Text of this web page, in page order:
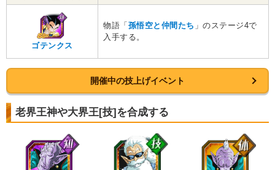
7.0 /10点
・ATK+5%
【一致するリンクスキル(
戦闘民族サイヤ人
サイヤ人の血
驚異的なスピード
【一致するカテゴリー(5)】
混血サイヤ人
急激な成長
託された意志
地球育ちの戦士
【発動リンク効果】
ゴテンクス
物語「孫悟空と仲間たち 」のステージ4で
入手する。
開催中の技上げイベント
老界王神や大界王[技]を合成する